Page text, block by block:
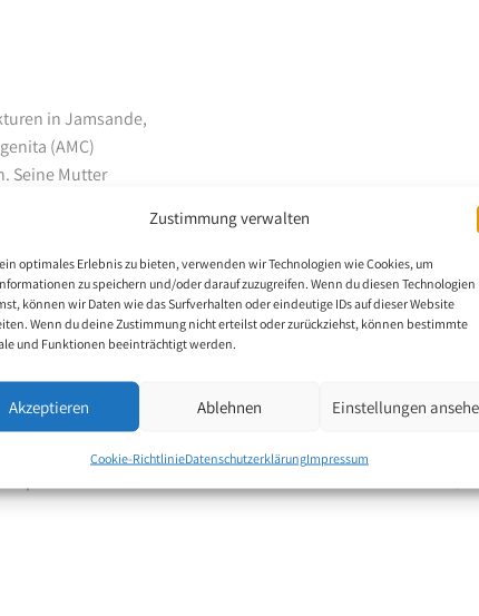
Zustimmung verwalten
optimales Erlebnis zu bieten, verwenden wir Technologien wie Cookies, um
zu speichern und/oder darauf zuzugreifen. Wenn du diesen Technologien
können wir Daten wie das Surfverhalten oder eindeutige IDs auf dieser Website
Wenn du deine Zustimmung nicht erteilst oder zurückziehst, können bestimmte
und Funktionen beeinträchtigt werden.
Akzeptieren Ablehnen Einstellungen
Cookie-RichtlinieDatenschutzerklärungImpressum
in Jamsande,
(AMC)
Seine Mutter
Lage,
wurde
Klasse der
mit Raj
for Children in
Ärzte,
von seiner
um ein karitatives
Medikamente
Spenden